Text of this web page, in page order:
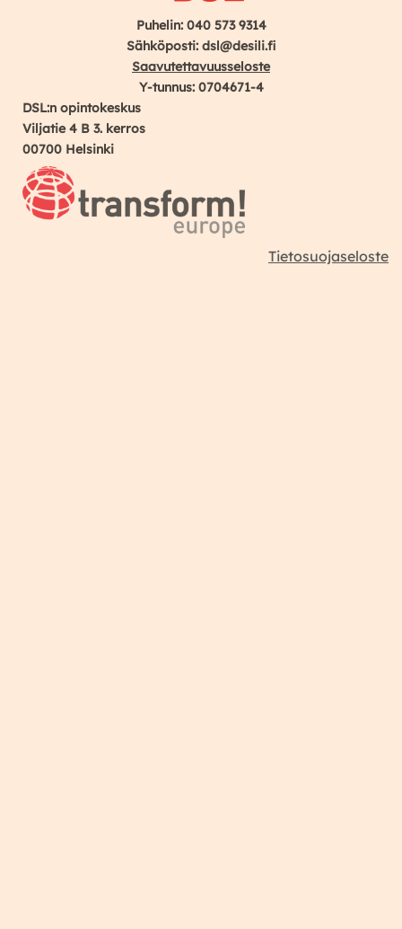
Puhelin: 040 573 9314
Sähköposti: dsl@desili.fi
Saavutettavuusseloste
Y-tunnus: 0704671-4
DSL:n opintokeskus
Viljatie 4 B 3. kerros
00700 Helsinki
Tietosuojaseloste